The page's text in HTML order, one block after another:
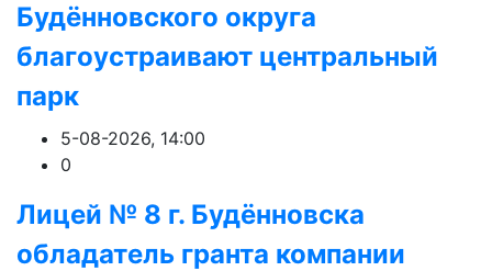
Будённовского округа
благоустраивают центральный
парк
5-08-2026, 14:00
0
Лицей № 8 г. Будëнновска
обладатель гранта компании